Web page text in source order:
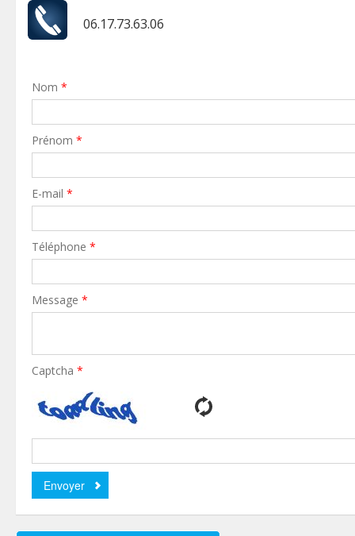
06.17.73.63.06
Nom *
Prénom *
E-mail *
Téléphone *
Message *
Captcha *